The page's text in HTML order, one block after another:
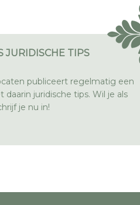
JURIDISCHE TIPS
publiceert regelmatig een
juridische tips. Wil je als
je nu in!